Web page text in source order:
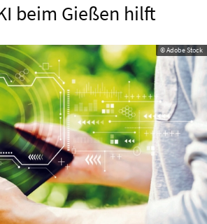
beim Gießen hilft
© Adobe Stock